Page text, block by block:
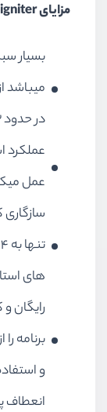
مزایای codeigniter به صورت جامع تر :
بسیار
میباشد
در حدود ۲ مگابایت(
عملکرد
عمل
سازگاری
های
رایگان
برنامه
و
انعطاف